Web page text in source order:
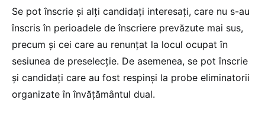
Se pot înscrie și alți candidați interesați, care nu s-au
înscris în perioadele de înscriere prevăzute mai sus,
precum și cei care au renunțat la locul ocupat în
sesiunea de preselecție. De asemenea, se pot înscrie
și candidați care au fost respinși la probe eliminatorii
organizate în învățământul dual.